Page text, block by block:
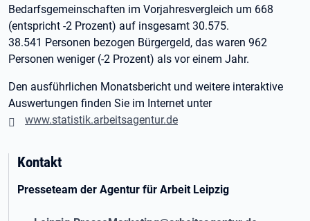
Bedarfsgemeinschaften im Vorjahresvergleich um 668
(entspricht -2 Prozent) auf insgesamt 30.575.
38.541 Personen bezogen Bürgergeld, das waren 962
Personen weniger (-2 Prozent) als vor einem Jahr.
Den ausführlichen Monatsbericht und weitere interaktive
Auswertungen finden Sie im Internet unter
www.statistik.arbeitsagentur.de
Kontakt
Presseteam der Agentur für Arbeit Leipzig